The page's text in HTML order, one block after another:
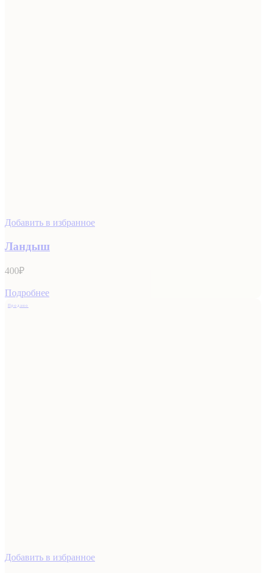
Добавить в избранное
Ландыш
400₽
Подробнее
Продано
Добавить в избранное